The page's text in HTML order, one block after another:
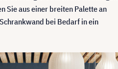
Sie aus einer breiten Palette an
bei Bedarf in ein